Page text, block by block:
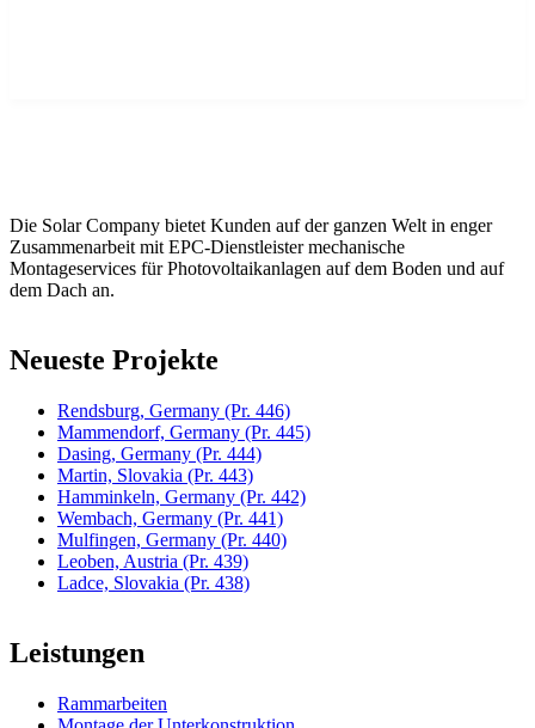
Die Solar Company bietet Kunden auf der ganzen Welt in enger
Zusammenarbeit mit EPC-Dienstleister mechanische
Montageservices für Photovoltaikanlagen auf dem Boden und auf
dem Dach an.
Neueste Projekte
Rendsburg, Germany (Pr. 446)
Mammendorf, Germany (Pr. 445)
Dasing, Germany (Pr. 444)
Martin, Slovakia (Pr. 443)
Hamminkeln, Germany (Pr. 442)
Wembach, Germany (Pr. 441)
Mulfingen, Germany (Pr. 440)
Leoben, Austria (Pr. 439)
Ladce, Slovakia (Pr. 438)
Leistungen
Rammarbeiten